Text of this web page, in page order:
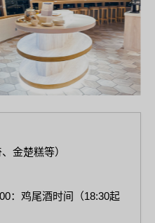
金楚糕等）
：鸡尾酒时间（18:30起